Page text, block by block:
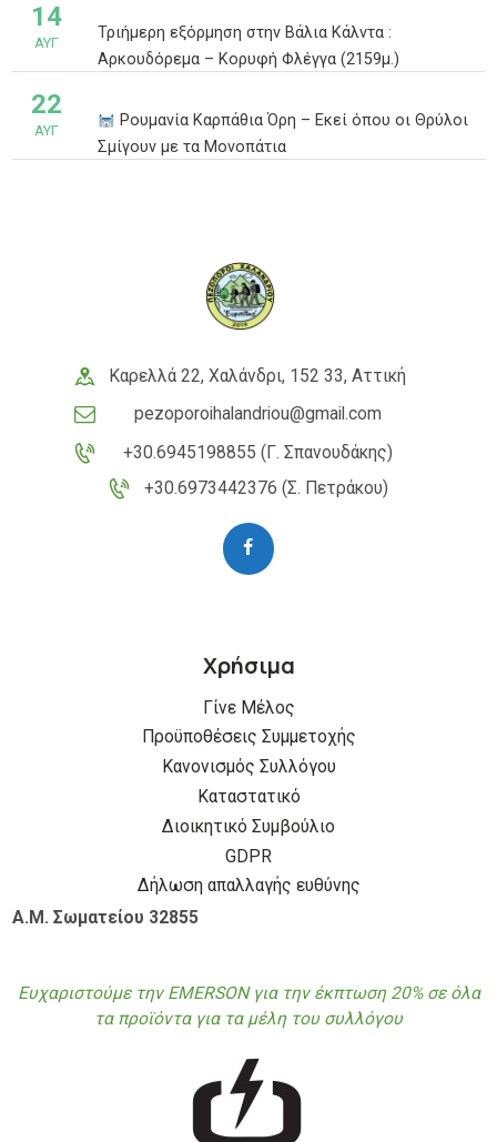
14
ΑΥΓ
Τριήμερη εξόρμηση στην Βάλια Κάλντα :
Αρκουδόρεμα – Κορυφή Φλέγγα (2159μ.)
22
ΑΥΓ
Ρουμανία Καρπάθια Όρη – Εκεί όπου οι Θρύλοι
Σμίγουν με τα Μονοπάτια
Καρελλά 22, Χαλάνδρι, 152 33, Αττική
pezoporoihalandriou@gmail.com
+30.6945198855 (Γ. Σπανουδάκης)
+30.6973442376 (Σ. Πετράκου)
Χρήσιμα
Γίνε Μέλος
Προϋποθέσεις Συμμετοχής
Κανονισμός Συλλόγου
Καταστατικό
Διοικητικό Συμβούλιο
GDPR
Δήλωση απαλλαγής ευθύνης
Α.Μ. Σωματείου 32855
Ευχαριστούμε την EMERSON για την έκπτωση 20% σε όλα
τα προϊόντα για τα μέλη του συλλόγου